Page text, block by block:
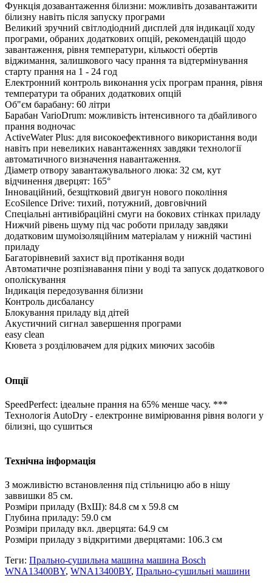
Функція дозавантаження білизни: можливіть дозавантажити
білизну навіть після запуску програми
Великий зручний світлодіодний дисплей для індикації ходу
програми, обраних додаткових опцій, рекомендацій щодо
завантаження, рівня температури, кількості обертів
віджимання, залишкового часу прання та відтермінування
старту прання на 1 - 24 год
Електронний контроль виконання усіх програм прання, рівня
температури та обраних додаткових опцій
Об"єм барабану: 60 літри
Барабан VarioDrum: можливість інтенсивного та дбайливого
прання водночас
ActiveWater Plus: для високоефективного використання води
навіть при невеликих навантаженнях завдяки технології
автоматичного визначення навантаження.
Діаметр отвору завантажувального люка: 32 см, кут
відчинення дверцят: 165°
Інноваційний, безщітковий двигун нового покоління
EcoSilence Drive: тихий, потужний, довговічний
Cпеціальні антивібраційні смуги на бокових стінках приладу
Нижчий рівень шуму під час роботи приладу завдяки
додатковим шумоізоляційним матеріалам у нижній частині
приладу
Багаторівневий захист від протікання води
Автоматичне розпізнавання піни у воді та запуск додаткового
ополіскування
Індикація передозування білизни
Контроль дисбалансу
Блокування приладу від дітей
Акустичний сигнал завершення програми
easy clean
Кювета з розділювачем для рідких миючих засобів
Опції
SpeedPerfect: ідеальне прання на 65% менше часу. ***
Технологія AutoDry - електронне вимірювання рівня вологи у
білизні, що сушиться
Технічна інформація
З можливістю встановлення під стільницю або в нішу
заввишки 85 см.
Розміри приладу (ВхШ): 84.8 см x 59.8 см
Глубина приладу: 59.0 см
Розміри приладу вкл. дверцята: 64.9 см
Розміри приладу з відкритими дверцятами: 106.3 см
Теги: Прально-сушильна машина машина Bosch
WNA13400BY, WNA13400BY, Прально-сушильні машини